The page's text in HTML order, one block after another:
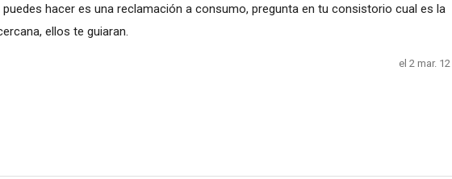
hacer es una reclamación a consumo, pregunta en tu consistorio cual es la
ellos te guiaran.
el 2 mar. 12